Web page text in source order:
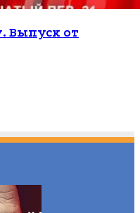
Выпуск от